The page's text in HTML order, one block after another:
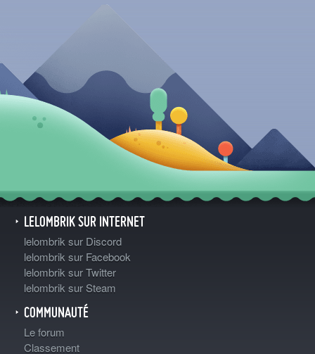
LELOMBRIK SUR INTERNET
lelombrik sur Discord
lelombrik sur Facebook
lelombrik sur Twitter
lelombrik sur Steam
COMMUNAUTÉ
Le forum
Classement